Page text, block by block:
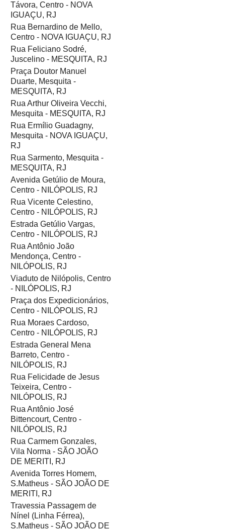
Távora, Centro - NOVA
IGUAÇU, RJ
Rua Bernardino de Mello,
Centro - NOVA IGUAÇU, RJ
Rua Feliciano Sodré,
Juscelino - MESQUITA, RJ
Praça Doutor Manuel
Duarte, Mesquita -
MESQUITA, RJ
Rua Arthur Oliveira Vecchi,
Mesquita - MESQUITA, RJ
Rua Ermílio Guadagny,
Mesquita - NOVA IGUAÇU,
RJ
Rua Sarmento, Mesquita -
MESQUITA, RJ
Avenida Getúlio de Moura,
Centro - NILÓPOLIS, RJ
Rua Vicente Celestino,
Centro - NILÓPOLIS, RJ
Estrada Getúlio Vargas,
Centro - NILÓPOLIS, RJ
Rua Antônio João
Mendonça, Centro -
NILÓPOLIS, RJ
Viaduto de Nilópolis, Centro
- NILÓPOLIS, RJ
Praça dos Expedicionários,
Centro - NILÓPOLIS, RJ
Rua Moraes Cardoso,
Centro - NILÓPOLIS, RJ
Estrada General Mena
Barreto, Centro -
NILÓPOLIS, RJ
Rua Felicidade de Jesus
Teixeira, Centro -
NILÓPOLIS, RJ
Rua Antônio José
Bittencourt, Centro -
NILÓPOLIS, RJ
Rua Carmem Gonzales,
Vila Norma - SÃO JOÃO
DE MERITI, RJ
Avenida Torres Homem,
S.Matheus - SÃO JOÃO DE
MERITI, RJ
Travessia Passagem de
Nínel (Linha Férrea),
S.Matheus - SÃO JOÃO DE